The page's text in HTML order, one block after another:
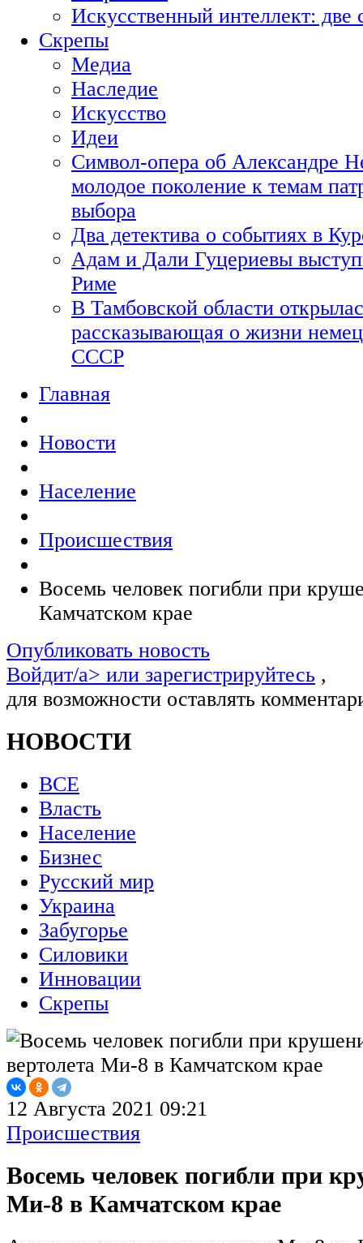
Искусственный интеллект:
Скрепы
Медиа
Наследие
Искусство
Идеи
Символ-опера об Александре
молодое поколение к темам
выбора
Два детектива о событиях в
Адам и Дали Гуцериевы
Риме
В Тамбовской области
рассказывающая о жизни
СССР
Главная
Новости
Население
Происшествия
Восемь человек погибли при
Камчатском крае
Опубликовать новость
Войдит/a> или зарегистрируйтесь ,
для возможности оставлять
НОВОСТИ
ВСЕ
Власть
Население
Бизнес
Русский мир
Украина
Забугорье
Силовики
Инновации
Скрепы
12 Августа 2021 09:21
Происшествия
Восемь человек погибли при
Ми-8 в Камчатском крае